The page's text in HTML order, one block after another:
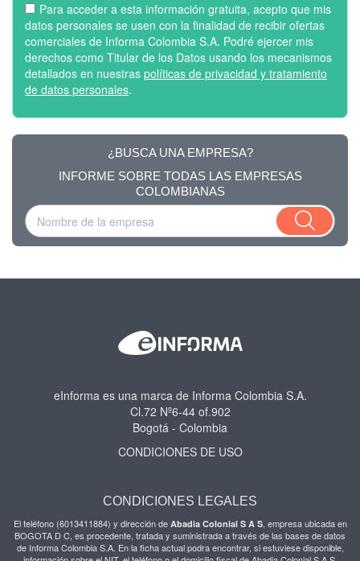
Para acceder a esta información gratuita, acepto que mis
datos personales se usen con la finalidad de recibir ofertas
comerciales de Informa Colombia S.A. Podré ejercer mis
derechos como Titular de los Datos usando los mecanismos
detallados en nuestras políticas de privacidad y tratamiento
de datos personales.
¿BUSCA UNA EMPRESA?
INFORME SOBRE TODAS LAS EMPRESAS
COLOMBIANAS
eInforma es una marca de Informa Colombia S.A.
Cl.72 Nº6-44 of.902
Bogotá - Colombia
CONDICIONES DE USO
CONDICIONES LEGALES
El teléfono (6013411884) y dirección de Abadia Colonial S A S, empresa ubicada en
BOGOTA D C, es procedente, tratada y suministrada a través de las bases de datos
de Informa Colombia S.A. En la ficha actual podra encontrar, si estuviese disponible,